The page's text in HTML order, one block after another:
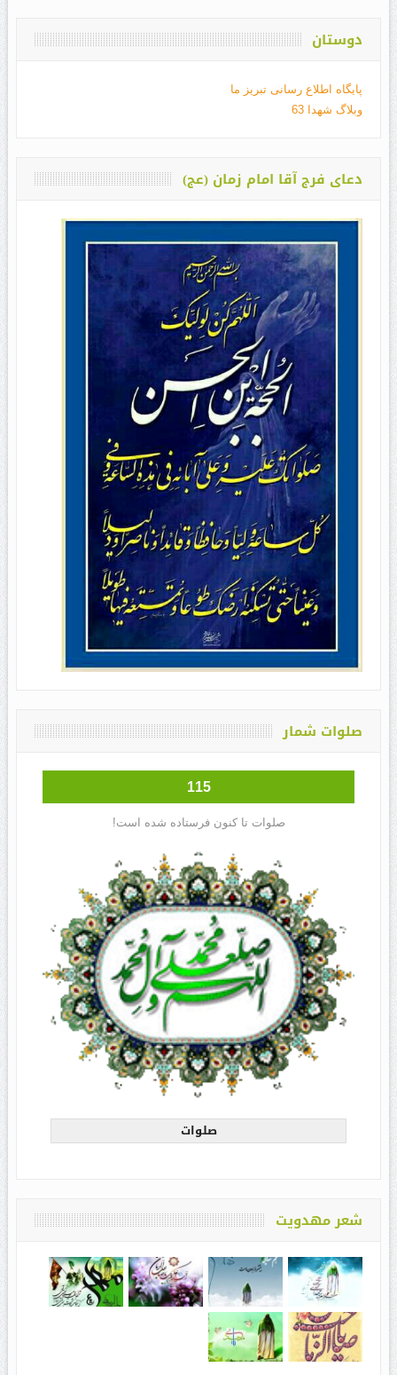
دوستان
پایگاه اطلاع رسانی تبریز ما
وبلاگ شهدا 63
دعای فرج آقا امام زمان (عج)
صلوات شمار
115
صلوات تا کنون فرستاده شده است!
صلوات
شعر مهدویت